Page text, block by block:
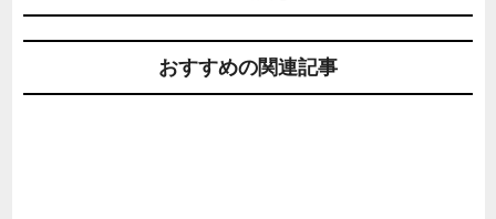
おすすめの関連記事